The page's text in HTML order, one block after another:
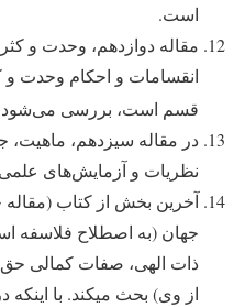
است.
مقاله دوازدهم، وحدت و
انقسامات و احکام وحدت و
قسم است، بررسی
در مقاله سیزدهم،
نظریات و آزمایش‌های
آخرین بخش از کتاب (مقاله
جهان (به اصطلاح فلاسفه
ذات الهی، صفات کمالی
از وی) بحث میکند. با